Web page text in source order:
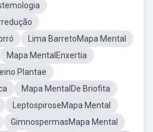
Lima BarretoMapa Mental
Mapa MentalEnxertia
Plantae
Mapa MentalDe Briofita
LeptospiroseMapa Mental
GimnospermasMapa Mental